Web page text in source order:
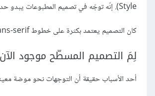
Style). إنّه توجّه في تصميم المطبوعات يبدو حديثًا جدًّا إذا نظرت إليه بعيون عام 2015
كان التصميم يعتمد بكثرة على خطوط sans-serif، وتخطيط شبكيّ، وفصل جيد بين العناوين والمحتوى، وبساطة مطلقة.
لِمَ التصميم المسطّح موجود
أحد الأسباب حقيقة أن التوجهات نحو موضة